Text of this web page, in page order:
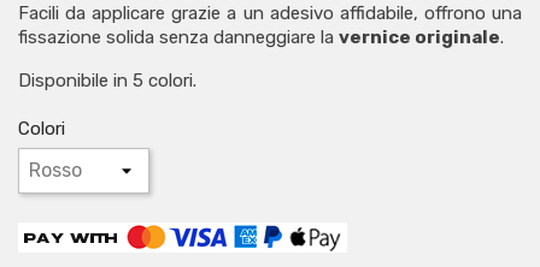
Facili da applicare grazie a un adesivo affidabile, offrono una
fissazione solida senza danneggiare la vernice originale.
Disponibile in 5 colori.
Colori